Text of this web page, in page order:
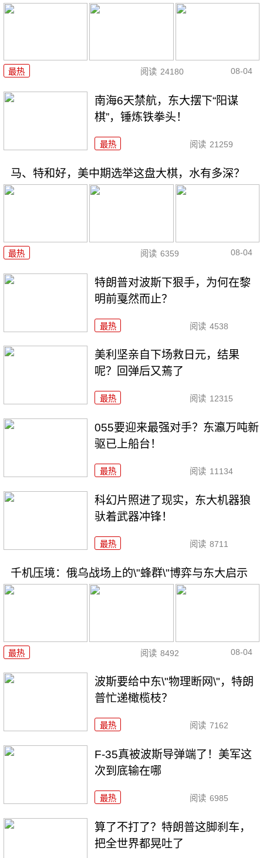
最热 阅读 24180 08-04
南海6天禁航，东大摆下“阳谋
棋”，锤炼铁拳头！
最热 阅读 21259
马、特和好，美中期选举这盘大棋，水有多深？
最热 阅读 6359 08-04
特朗普对波斯下狠手，为何在黎
明前戛然而止？
最热 阅读 4538
美利坚亲自下场救日元，结果
呢？回弹后又蔫了
最热 阅读 12315
055要迎来最强对手？东瀛万吨新
驱已上船台！
最热 阅读 11134
科幻片照进了现实，东大机器狼
驮着武器冲锋！
最热 阅读 8711
千机压境：俄乌战场上的\"蜂群\"博弈与东大启示
最热 阅读 8492 08-04
波斯要给中东\"物理断网\"，特朗
普忙递橄榄枝？
最热 阅读 7162
F-35真被波斯导弹端了！美军这
次到底输在哪
最热 阅读 6985
算了不打了？特朗普这脚刹车，
把全世界都晃吐了